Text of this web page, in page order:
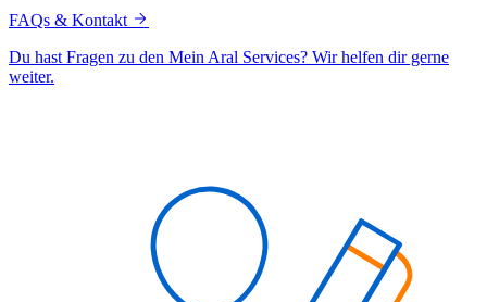
FAQs & Kontakt
Du hast Fragen zu den Mein Aral Services? Wir helfen dir gerne
weiter.